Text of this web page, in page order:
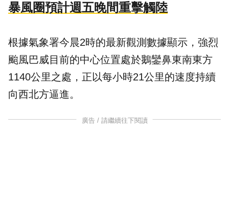
暴風圈預計週五晚間重擊觸陸
根據氣象署今晨2時的最新觀測數據顯示，強烈
颱風巴威目前的中心位置處於鵝鑾鼻東南東方
1140公里之處，正以每小時21公里的速度持續
向西北方逼進。
廣告 / 請繼續往下閱讀